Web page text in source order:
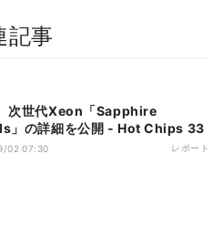
記事
次世代Xeon「Sapphire
」の詳細を公開 - Hot Chips 33
02 07:30 レポート